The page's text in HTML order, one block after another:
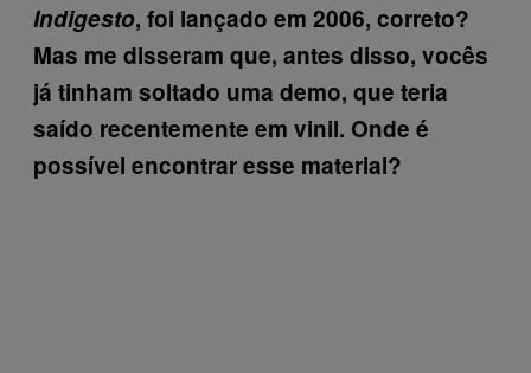
Indigesto, foi lançado em 2006, correto?
Mas me disseram que, antes disso, vocês
já tinham soltado uma demo, que teria
saído recentemente em vinil. Onde é
possível encontrar esse material?